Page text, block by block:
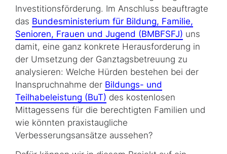
Investitionsförderung. Im Anschluss beauftragte
das Bundesministerium für Bildung, Familie,
Senioren, Frauen und Jugend (BMBFSFJ) uns
damit, eine ganz konkrete Herausforderung in
der Umsetzung der Ganztagsbetreuung zu
analysieren: Welche Hürden bestehen bei der
Inanspruchnahme der Bildungs- und
Teilhabeleistung (BuT) des kostenlosen
Mittagessens für die berechtigten Familien und
wie könnten praxistaugliche
Verbesserungsansätze aussehen?